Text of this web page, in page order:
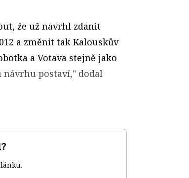
že už navrhl zdanit
a změnit tak Kalouskův
a Votava stejně jako
návrhu postaví," dodal